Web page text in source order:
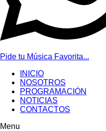
Pide tu Música Favorita...
INICIO
NOSOTROS
PROGRAMACIÓN
NOTICIAS
CONTACTOS
Menu